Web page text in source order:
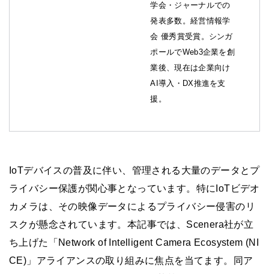
学会・ジャーナルでの
発表多数。経営情報学
会 優秀賞受賞。シンガ
ポールでWeb3企業を創
業後、現在は企業向け
AI導入・DX推進を支
援。
IoTデバイスの普及に伴い、管理される大量のデータとプ
ライバシー保護が関心事となっています。特にIoTビデオ
カメラは、その映像データによるプライバシー侵害のリ
スクが懸念されています。本記事では、Scenera社が立
ち上げた「Network of Intelligent Camera Ecosystem (NI
CE)」アライアンスの取り組みに焦点を当てます。同ア